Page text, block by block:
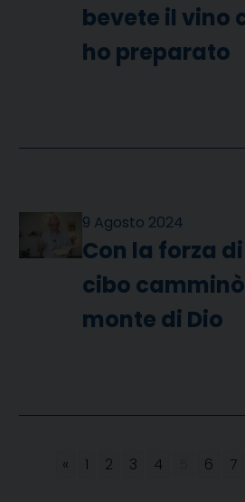
bevete il vino
ho preparato
9 Agosto 2024
Con la forza
cibo
monte di Dio
« 1 2 3 4 6 7